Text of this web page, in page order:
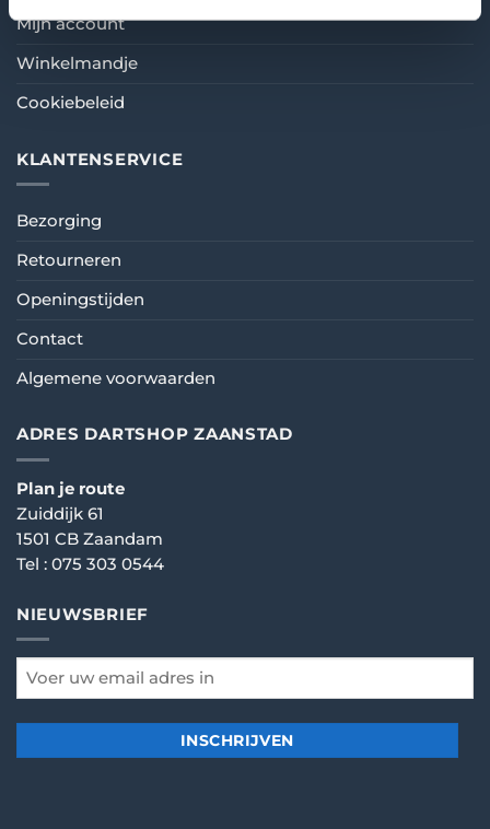
Mijn account
Winkelmandje
Cookiebeleid
KLANTENSERVICE
Bezorging
Retourneren
Openingstijden
Contact
Algemene voorwaarden
ADRES DARTSHOP ZAANSTAD
Plan je route
Zuiddijk 61
1501 CB Zaandam
Tel : 075 303 0544
NIEUWSBRIEF
email
*